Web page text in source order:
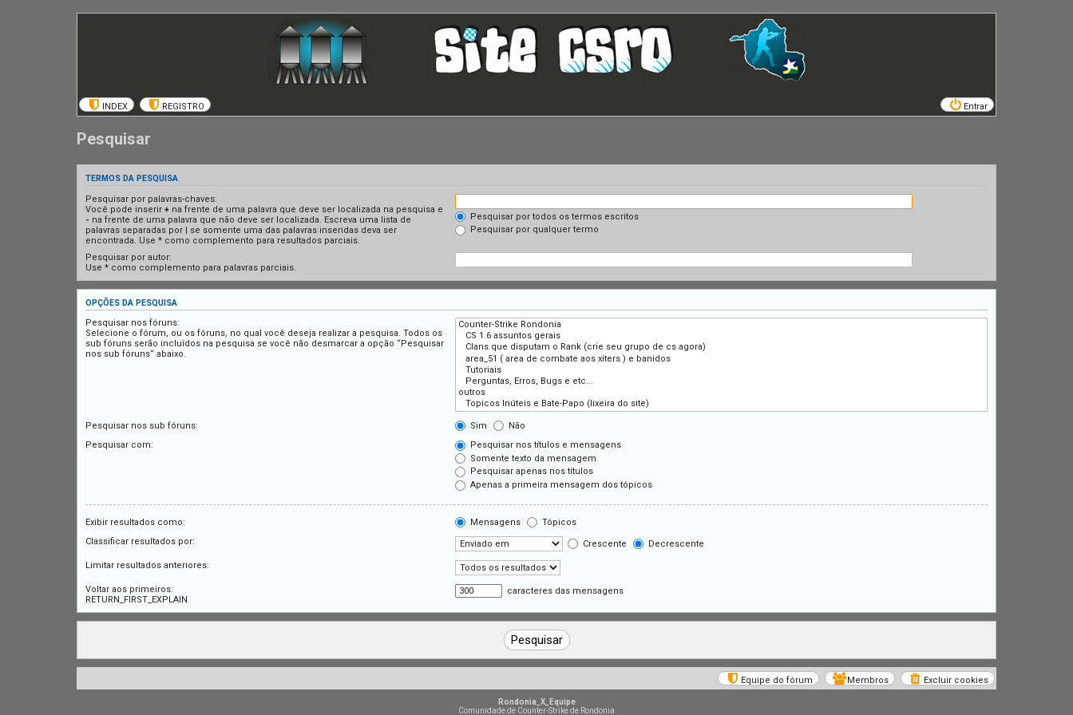
INDEX REGISTRO Entrar
Pesquisar
TERMOS DA PESQUISA
Pesquisar por palavras-chaves:
Você pode inserir + na frente de uma palavra que deve ser localizada na pesquisa e
- na frente de uma palavra que não deve ser localizada. Escreva uma lista de
palavras separadas por | se somente uma das palavras inseridas deva ser
encontrada. Use * como complemento para resultados parciais.
Pesquisar por todos os termos escritos
Pesquisar por qualquer termo
Pesquisar por autor:
Use * como complemento para palavras parciais.
OPÇÕES DA PESQUISA
Pesquisar nos fóruns:
Selecione o fórum, ou os fóruns, no qual você deseja realizar a pesquisa. Todos os
sub fóruns serão incluídos na pesquisa se você não desmarcar a opção “Pesquisar
nos sub fóruns“ abaixo.
Pesquisar nos sub fóruns: Sim
Não
Pesquisar com:
Pesquisar nos títulos e mensagens
Somente texto da mensagem
Pesquisar apenas nos títulos
Apenas a primeira mensagem dos tópicos
Exibir resultados como: Mensagens
Tópicos
Classificar resultados por:
Crescente Decrescente
Limitar resultados anteriores:
Voltar aos primeiros:
RETURN_FIRST_EXPLAIN
caracteres das mensagens
Excluir cookies
Membros
Equipe do fórum
Rondonia_X_Equipe
Comunidade de Counter-Strike de Rondonia